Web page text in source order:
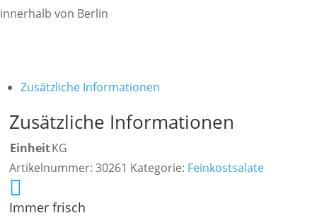
innerhalb von Berlin
Zusätzliche Informationen
Zusätzliche Informationen
EinheitKG
Artikelnummer:30261 Kategorie: Feinkostsalate

Immer frisch